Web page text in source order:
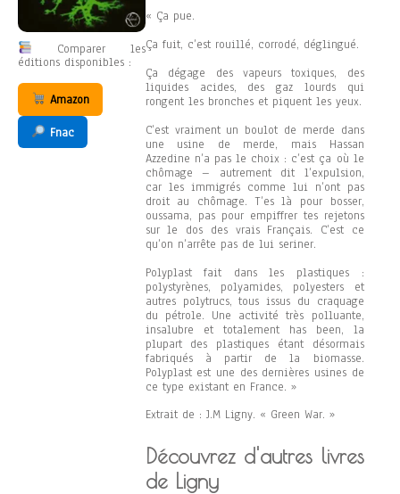
Comparer les
éditions disponibles :
Amazon
Fnac
« Ça pue.
Ça fuit, c’est rouillé, corrodé, déglingué.
Ça dégage des vapeurs toxiques, des
liquides acides, des gaz lourds qui
rongent les bronches et piquent les yeux.
C’est vraiment un boulot de merde dans
une usine de merde, mais Hassan
Azzedine n’a pas le choix : c’est ça où le
chômage – autrement dit l’expulsion,
car les immigrés comme lui n’ont pas
droit au chômage. T’es là pour bosser,
oussama, pas pour empiffrer tes rejetons
sur le dos des vrais Français. C’est ce
qu’on n’arrête pas de lui seriner.
Polyplast fait dans les plastiques :
polystyrènes, polyamides, polyesters et
autres polytrucs, tous issus du craquage
du pétrole. Une activité très polluante,
insalubre et totalement has been, la
plupart des plastiques étant désormais
fabriqués à partir de la biomasse.
Polyplast est une des dernières usines de
ce type existant en France. »
Extrait de : J.M Ligny. « Green War. »
Découvrez d'autres livres
de Ligny